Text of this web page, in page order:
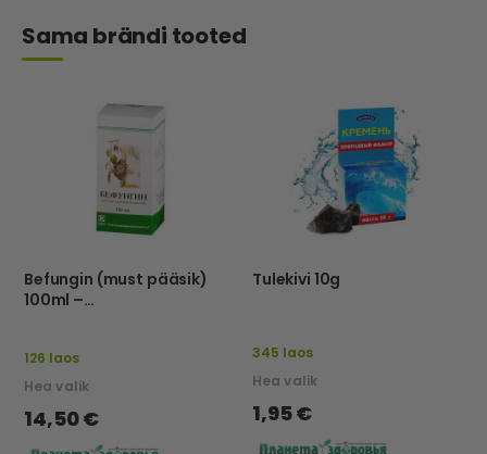
Sama brändi tooted
Befungin (must pääsik)
100ml –
126 laos
Hea valik
14,50 €
Tulekivi 10g
345 laos
Hea valik
1,95 €